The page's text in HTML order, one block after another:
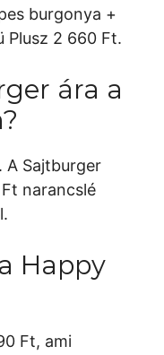
burgonya +
Plusz 2 660 Ft.
ára a
A Sajtburger
narancslé
Happy
Ft, ami